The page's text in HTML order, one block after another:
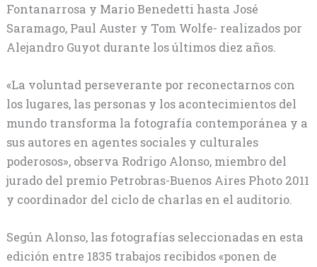
Fontanarrosa y Mario Benedetti hasta José
Saramago, Paul Auster y Tom Wolfe- realizados por
Alejandro Guyot durante los últimos diez años.
«La voluntad perseverante por reconectarnos con
los lugares, las personas y los acontecimientos del
mundo transforma la fotografía contemporánea y a
sus autores en agentes sociales y culturales
poderosos», observa Rodrigo Alonso, miembro del
jurado del premio Petrobras-Buenos Aires Photo 2011
y coordinador del ciclo de charlas en el auditorio.
Según Alonso, las fotografías seleccionadas en esta
edición entre 1835 trabajos recibidos «ponen de